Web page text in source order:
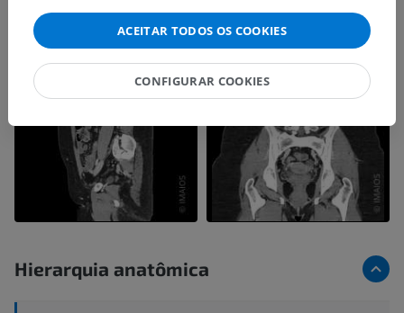
Hierarquia anatômica
ACEITAR TODOS OS COOKIES
CONFIGURAR COOKIES